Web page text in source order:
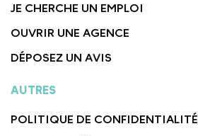
JE CHERCHE UN EMPLOI
OUVRIR UNE AGENCE
DÉPOSEZ UN AVIS
AUTRES
POLITIQUE DE CONFIDENTIALITÉ